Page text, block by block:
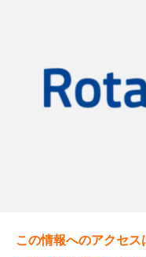
この情報へのアクセス